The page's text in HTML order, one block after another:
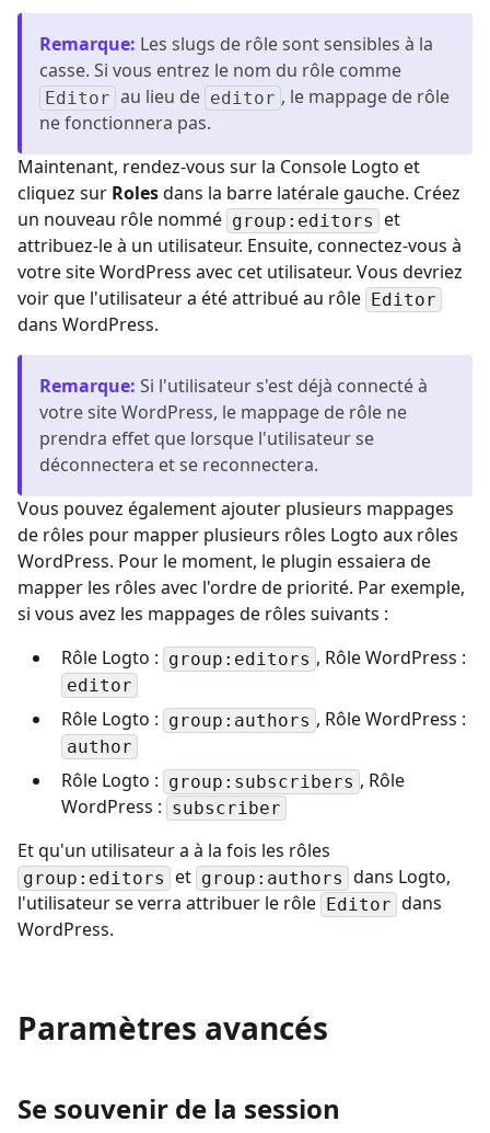
Remarque: Les slugs de rôle sont sensibles à la
casse. Si vous entrez le nom du rôle comme
Editor au lieu de editor , le mappage de rôle
ne fonctionnera pas.
Maintenant, rendez-vous sur la Console Logto et
cliquez sur Rolesdans la barre latérale gauche. Créez
un nouveau rôle nommé group:editors et
attribuez-le à un utilisateur. Ensuite, connectez-vous à
votre site WordPress avec cet utilisateur. Vous devriez
voir que l'utilisateur a été attribué au rôle Editor
dans WordPress.
Remarque: Si l'utilisateur s'est déjà connecté à
votre site WordPress, le mappage de rôle ne
prendra effet que lorsque l'utilisateur se
déconnectera et se reconnectera.
Vous pouvez également ajouter plusieurs mappages
de rôles pour mapper plusieurs rôles Logto aux rôles
WordPress. Pour le moment, le plugin essaiera de
mapper les rôles avec l'ordre de priorité. Par exemple,
si vous avez les mappages de rôles suivants :
Rôle Logto : group:editors , Rôle WordPress :
editor
Rôle Logto : group:authors , Rôle WordPress :
author
Rôle Logto : group:subscribers , Rôle
WordPress : subscriber
Et qu'un utilisateur a à la fois les rôles
group:editors et group:authors dans Logto,
l'utilisateur se verra attribuer le rôle Editor dans
WordPress.
Paramètres avancés
Se souvenir de la session